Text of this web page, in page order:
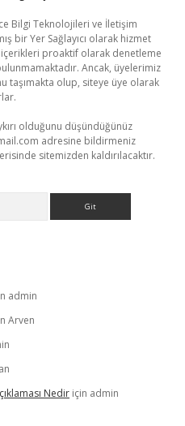
Bilgi Teknolojileri ve İletişim
bir Yer Sağlayıcı olarak hizmet
proaktif olarak denetleme
Ancak, üyelerimiz
taşımakta olup, siteye üye olarak
olduğunu düşündüğünüz
adresine bildirmeniz
sitemizden kaldırılacaktır.
admin
Arven
Nedir için admin